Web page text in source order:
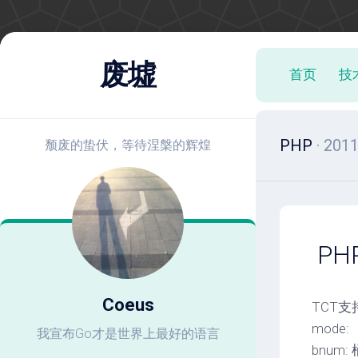
跳
废墟
颓废的蛰伏，等待涅槃的辉煌
Coeus
我宣布Go才是世界上最好的语言
首页 技
PHP ·
TCT支
mode:
bnum: